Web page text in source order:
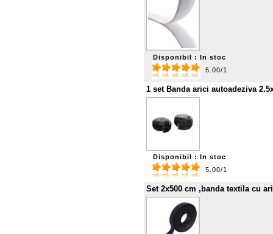
Disponibil : In stoc
5.00/1
1 set Banda arici autoadeziva
Disponibil : In stoc
5.00/1
Set 2x500 cm ,banda textila cu